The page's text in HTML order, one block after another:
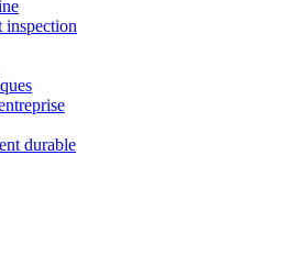
inspection
durable